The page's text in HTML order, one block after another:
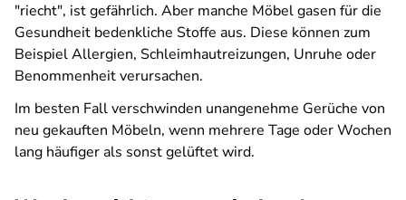
"riecht", ist gefährlich. Aber manche Möbel gasen für die
Gesundheit bedenkliche Stoffe aus. Diese können zum
Beispiel Allergien, Schleimhautreizungen, Unruhe oder
Benommenheit verursachen.
Im besten Fall verschwinden unangenehme Gerüche von
neu gekauften Möbeln, wenn mehrere Tage oder Wochen
lang häufiger als sonst gelüftet wird.